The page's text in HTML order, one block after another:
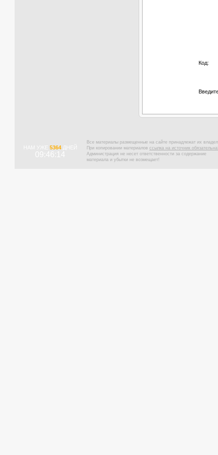
Код:
НАМ УЖЕ 5364ДНЕЙ
09:46:15
Все материалы размещенные на сайте принадлежат их
При копировании материалов ссылка на источник
Администрация не несет ответственности за содержание
материала и убытки не возмещает!